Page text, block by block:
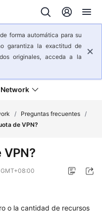
forma automática para su
garantiza la exactitud de
originales, acceda a la
/ Preguntas frecuentes /
de VPN?
o la cantidad de recursos